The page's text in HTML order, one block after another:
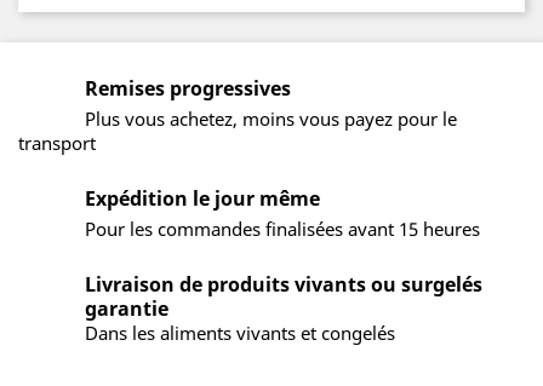
Remises progressives
Plus vous achetez, moins vous payez pour le
transport
Expédition le jour même
Pour les commandes finalisées avant 15 heures
Livraison de produits vivants ou surgelés
garantie
Dans les aliments vivants et congelés